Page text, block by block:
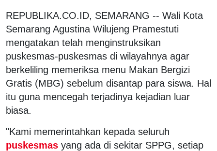
REPUBLIKA.CO.ID, SEMARANG -- Wali Kota
Semarang Agustina Wilujeng Pramestuti
mengatakan telah menginstruksikan
puskesmas-puskesmas di wilayahnya agar
berkeliling memeriksa menu Makan Bergizi
Gratis (MBG) sebelum disantap para siswa. Hal
itu guna mencegah terjadinya kejadian luar
biasa.
"Kami memerintahkan kepada seluruh
puskesmas yang ada di sekitar SPPG, setiap